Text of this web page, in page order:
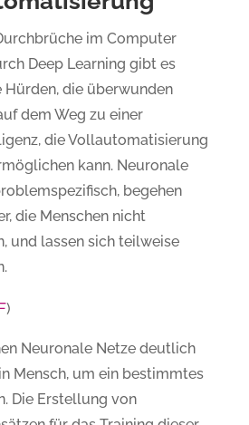
im Computer
Deep Learning gibt es
die überwunden
dem Weg zu einer
die Vollautomatisierung
kann. Neuronale
begehen
die Menschen nicht
und lassen sich teilweise
)
Neuronale Netze deutlich
Mensch, um ein bestimmtes
Die Erstellung von